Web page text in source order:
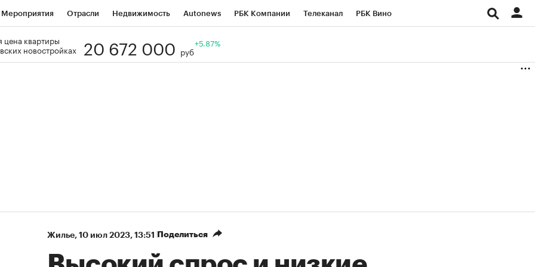
Мероприятия Отрасли Недвижимость Autonews РБК Компании Телеканал РБК Вино
Визионеры
цена квартиры
новостройках
20 672 000 руб
+5.87%
Жилье⁠, 10 июл 2023, 13:51 Поделиться